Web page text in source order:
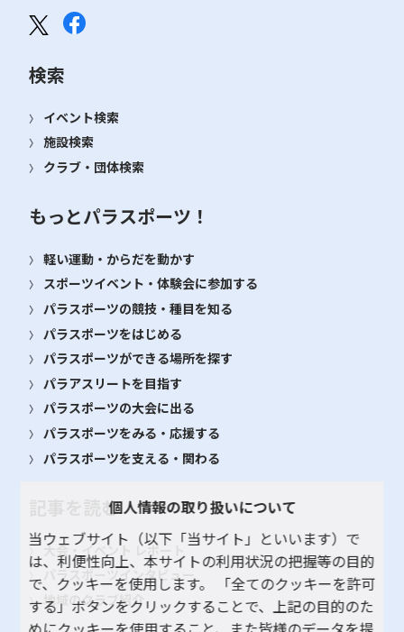
検索
イベント検索
施設検索
クラブ・団体検索
もっとパラスポーツ！
軽い運動・からだを動かす
スポーツイベント・体験会に参加する
パラスポーツの競技・種目を知る
パラスポーツをはじめる
パラスポーツができる場所を探す
パラアスリートを目指す
パラスポーツの大会に出る
パラスポーツをみる・応援する
パラスポーツを支える・関わる
記事を読む
大会・イベント レポート
パラスポーツインタビュー
地域のクラブ紹介
個人情報の取り扱いについて
当ウェブサイト（以下「当サイト」といいます）で
は、利便性向上、本サイトの利用状況の把握等の目的
で、クッキーを使用します。 「全てのクッキーを許可
する」ボタンをクリックすることで、上記の目的のた